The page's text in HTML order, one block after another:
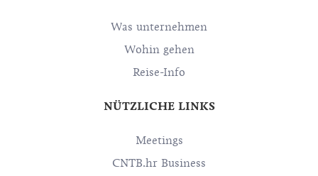
Was unternehmen
Wohin gehen
Reise-Info
NÜTZLICHE LINKS
Meetings
CNTB.hr Business